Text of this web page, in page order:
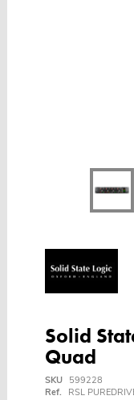
Solid
Quad
SKU
599228
Ref.
RSL